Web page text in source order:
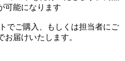
可能になります
でご購入、もしくは担当者にご
届けいたします。